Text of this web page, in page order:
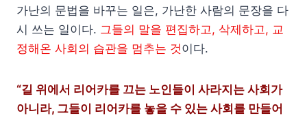
가난의 문법을 바꾸는 일은, 가난한 사람의 문장을 다
시 쓰는 일이다. 그들의 말을 편집하고, 삭제하고, 교
정해온 사회의 습관을 멈추는 것이다.
“길 위에서 리어카를 끄는 노인들이 사라지는 사회가
아니라, 그들이 리어카를 놓을 수 있는 사회를 만들어